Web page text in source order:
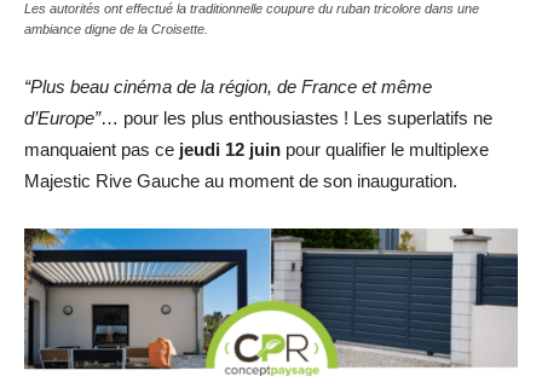
Les autorités ont effectué la traditionnelle coupure du ruban tricolore dans une
ambiance digne de la Croisette.
“Plus beau cinéma de la région, de France et même
d’Europe”… pour les plus enthousiastes ! Les superlatifs ne
manquaient pas ce jeudi 12 juin pour qualifier le multiplexe
Majestic Rive Gauche au moment de son inauguration.